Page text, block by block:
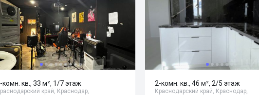
комн. кв., 33 м², 1/7 этаж
край, Краснодар,
2-комн. кв., 46 м², 2/5 этаж
Краснодарский край, Краснодар,